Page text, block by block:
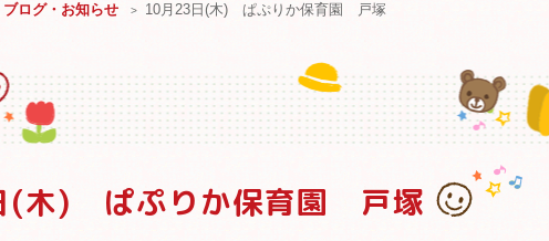
ブログ・お知らせ 10月23日(木) ぱぷりか保育園 戸塚
(木) ぱぷりか保育園 戸塚